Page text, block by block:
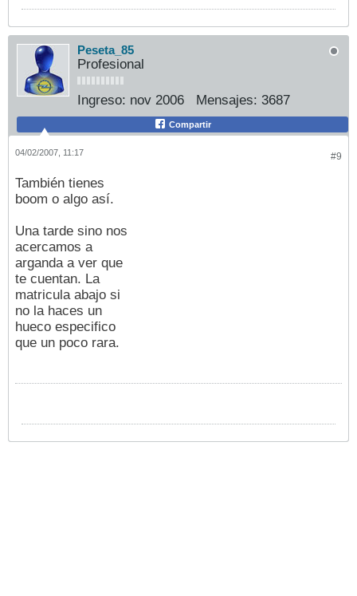
Peseta_85
Profesional
Ingreso: nov 2006 Mensajes: 3687
Compartir
#9
04/02/2007, 11:17
También tienes
boom o algo así.
Una tarde sino nos
acercamos a
arganda a ver que
te cuentan. La
matricula abajo si
no la haces un
hueco especifico
que un poco rara.